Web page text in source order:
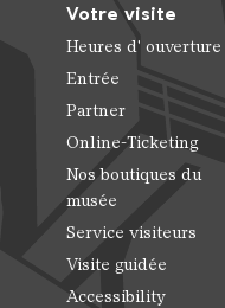
Votre visite
Heures d' ouverture
Entrée
Partner
Online-Ticketing
Nos boutiques du
musée
Service visiteurs
Visite guidée
Accessibility